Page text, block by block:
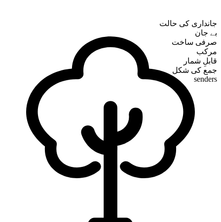
جانداری کی حالت
بے جان
صرفی ساخت
مرکب
قابلِ شمار
جمع کی شکل
senders